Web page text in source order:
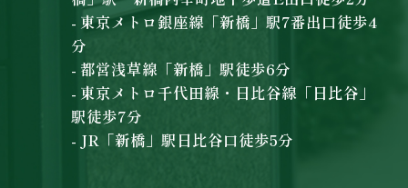
- 東京メトロ銀座線「新橋」駅7番出口徒歩4
分
- 都営浅草線「新橋」駅徒歩6分
- 東京メトロ千代田線・日比谷線「日比谷」
駅徒歩7分
- JR「新橋」駅日比谷口徒歩5分